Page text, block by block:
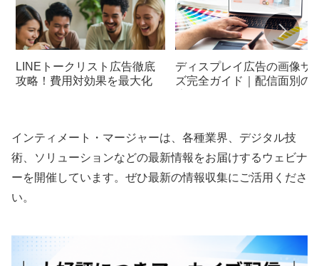
LINEトークリスト広告徹底
攻略！費用対効果を最大化
ディスプレイ広告の画像サ
ズ完全ガイド｜配信面別の
インティメート・マージャーは、各種業界、デジタル技
術、ソリューションなどの最新情報をお届けするウェビナ
ーを開催しています。ぜひ最新の情報収集にご活用くださ
い。